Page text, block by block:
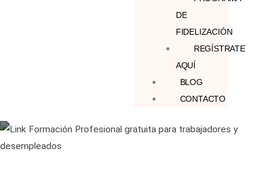
DE
FIDELIZACIÓN
REGÍSTRATE
AQUÍ
BLOG
CONTACTO